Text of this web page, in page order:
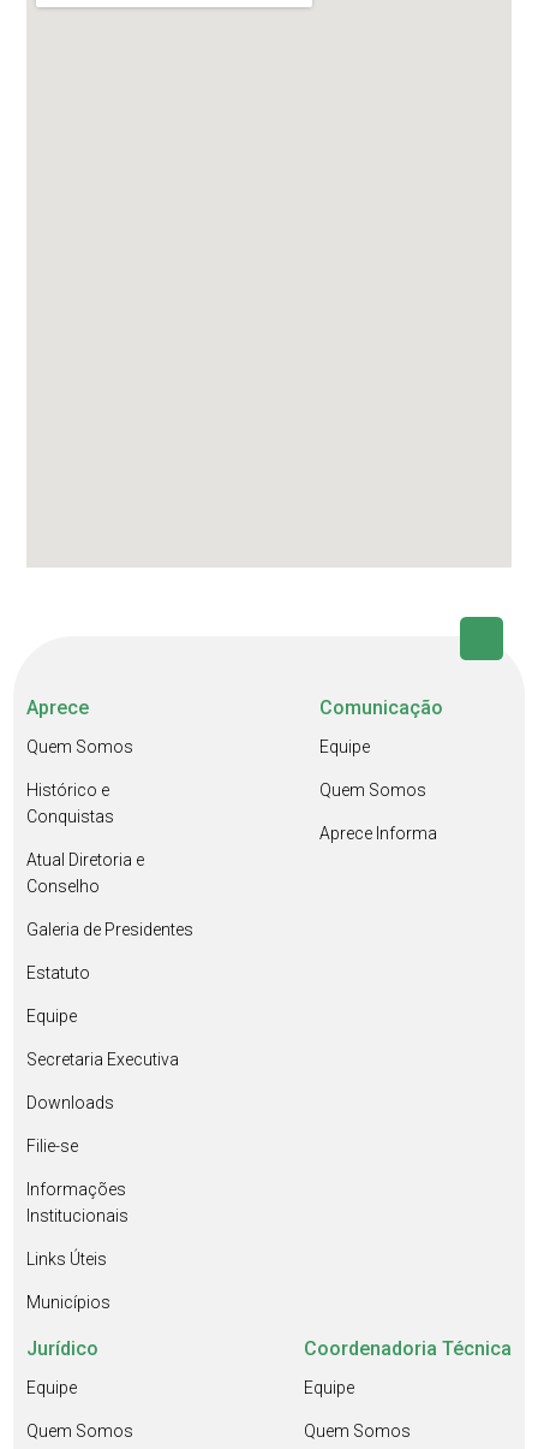
Aprece
Quem Somos
Histórico e
Conquistas
Atual Diretoria e
Conselho
Galeria de Presidentes
Estatuto
Equipe
Secretaria Executiva
Downloads
Filie-se
Informações
Institucionais
Links Úteis
Municípios
Comunicação
Equipe
Quem Somos
Aprece Informa
Jurídico
Equipe
Quem Somos
Coordenadoria Técnica
Equipe
Quem Somos